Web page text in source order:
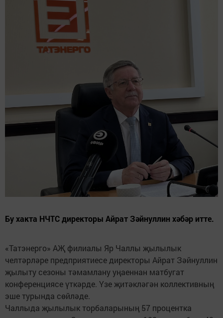
Бу хакта НЧТС директоры Айрат Зәйнуллин хәбәр итте.
«Татэнерго» АҖ филиалы Яр Чаллы җылылык
челтәрләре предприятиесе директоры Айрат Зәйнуллин
җылыту сезоны тәмамлану уңаеннан матбугат
конференциясе үткәрде. Үзе җитәкләгән коллективның
эше турында сөйләде.
Чаллыда җылылык торбаларының 57 процентка